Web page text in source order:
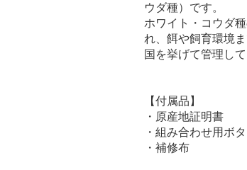
ウダ種）です。
ホワイト・コウダ
れ、餌や飼育環境
国を挙げて管理し
【付属品】
・原産地証明書
・組み合わせ用ボ
・補修布